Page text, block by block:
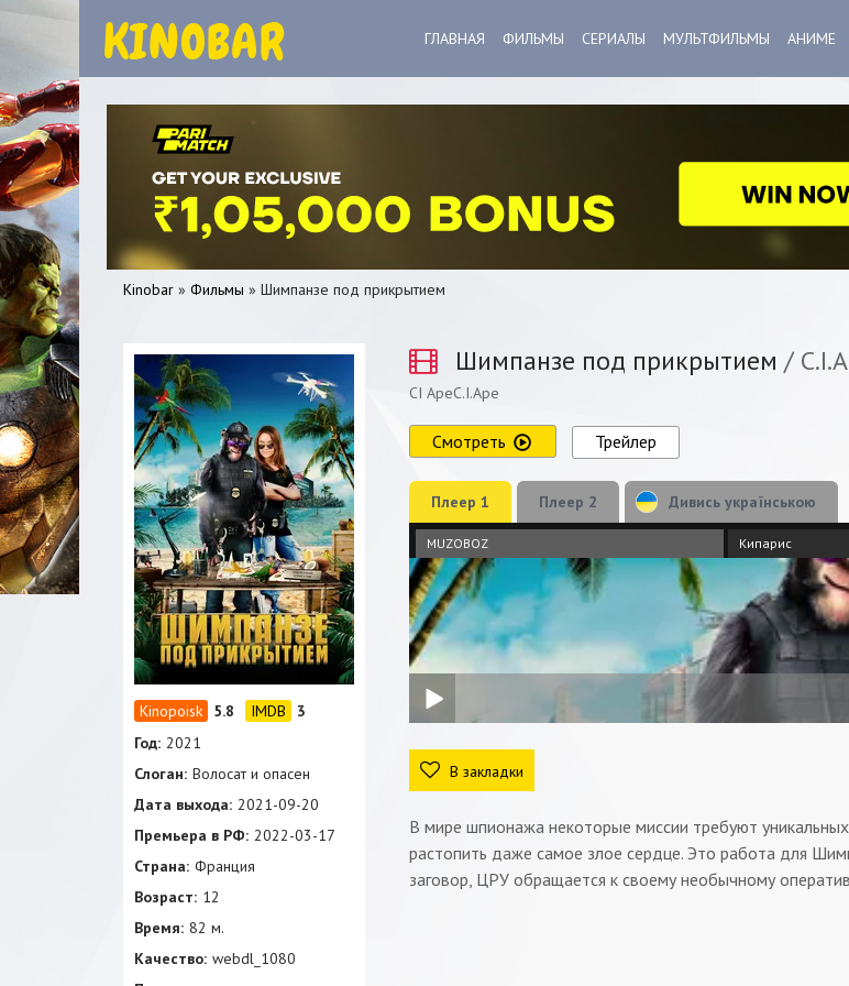
ГЛАВНАЯ ФИЛЬМЫ СЕРИАЛЫ МУЛЬТФИЛЬМЫ АНИМЕ
Kinobar » Фильмы » Шимпанзе под прикрытием
Шимпанзе под прикрытием /
CI ApeC.I.Ape
0
1 2 3 4 5
Смотреть Трейлер
Плеер 1 Плеер 2 Дивись українською
MUZOBOZ Кипарис
В закладки
В мире шпионажа некоторые миссии требуют
растопить даже самое злое сердце. Это работа для
заговор, ЦРУ обращается к своему необычному
5.8
3
Год: 2021
Слоган: Волосат и опасен
Дата выхода: 2021-09-20
Премьера в РФ: 2022-03-17
Страна: Франция
Возраст: 12
Время: 82 м.
Качество: webdl_1080